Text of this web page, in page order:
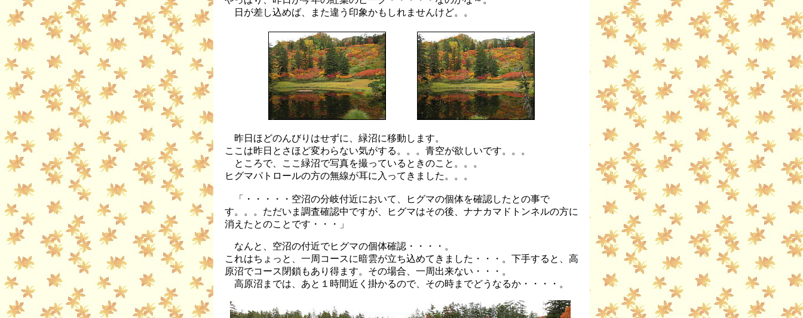
日が差し込めば、また違う印象かもしれませんけど。。
昨日ほどのんびりはせずに、緑沼に移動します。
ここは昨日とさほど変わらない気がする。。。青空が欲しいです。。。
ところで、ここ緑沼で写真を撮っているときのこと。。。
ヒグマパトロールの方の無線が耳に入ってきました。。。
「・・・・・空沼の分岐付近において、ヒグマの個体を確認したとの事で
す。。。ただいま調査確認中ですが、ヒグマはその後、ナナカマドトンネルの方に
消えたとのことです・・・」
なんと、空沼の付近でヒグマの個体確認・・・・。
これはちょっと、一周コースに暗雲が立ち込めてきました・・・。下手すると、高
原沼でコース閉鎖もあり得ます。その場合、一周出来ない・・・。
高原沼までは、あと１時間近く掛かるので、その時までどうなるか・・・・。